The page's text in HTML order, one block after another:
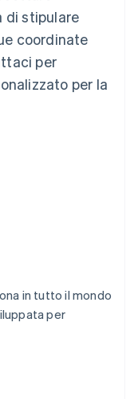
di stipulare
coordinate
per
per la
in tutto il mondo
per